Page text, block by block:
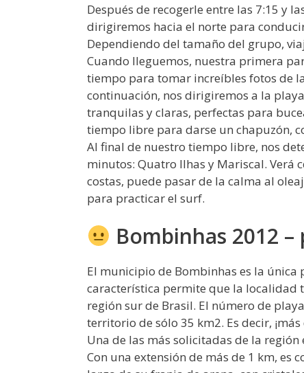
Después de recogerle entre las 7:15 y
dirigiremos hacia el norte para
Dependiendo del tamaño del grupo,
Cuando lleguemos, nuestra primera
tiempo para tomar increíbles fotos de
continuación, nos dirigiremos a la
tranquilas y claras, perfectas para
tiempo libre para darse un chapuzón,
Al final de nuestro tiempo libre, nos
minutos: Quatro Ilhas y Mariscal. Verá
costas, puede pasar de la calma al
para practicar el surf.
Bombinhas 2012
El municipio de Bombinhas es la única
característica permite que la localidad
región sur de Brasil. El número de
territorio de sólo 35 km2. Es decir,
Una de las más solicitadas de la
Con una extensión de más de 1 km, es